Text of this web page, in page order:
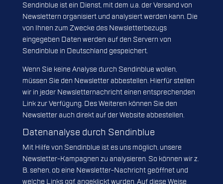
Sendinblue ist ein Dienst, mit dem u.a. der Versand von
Newslettern organisiert und analysiert werden kann. Die
von Ihnen zum Zwecke des Newsletterbezugs
eingegeben Daten werden auf den Servern von
Sendinblue in Deutschland gespeichert.
Wenn Sie keine Analyse durch Sendinblue wollen,
müssen Sie den Newsletter abbestellen. Hierfür stellen
wir in jeder Newsletternachricht einen entsprechenden
Link zur Verfügung. Des Weiteren können Sie den
Newsletter auch direkt auf der Website abbestellen.
Datenanalyse durch Sendinblue
Mit Hilfe von Sendinblue ist es uns möglich, unsere
Newsletter-Kampagnen zu analysieren. So können wir z.
B. sehen, ob eine Newsletter-Nachricht geöffnet und
welche Links ggf. angeklickt wurden. Auf diese Weise